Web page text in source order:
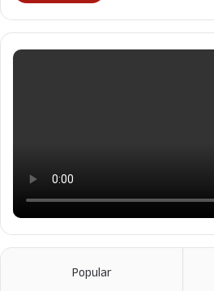
Popular